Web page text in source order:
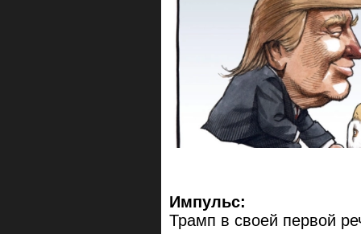
Импульс:
Трамп в своей первой